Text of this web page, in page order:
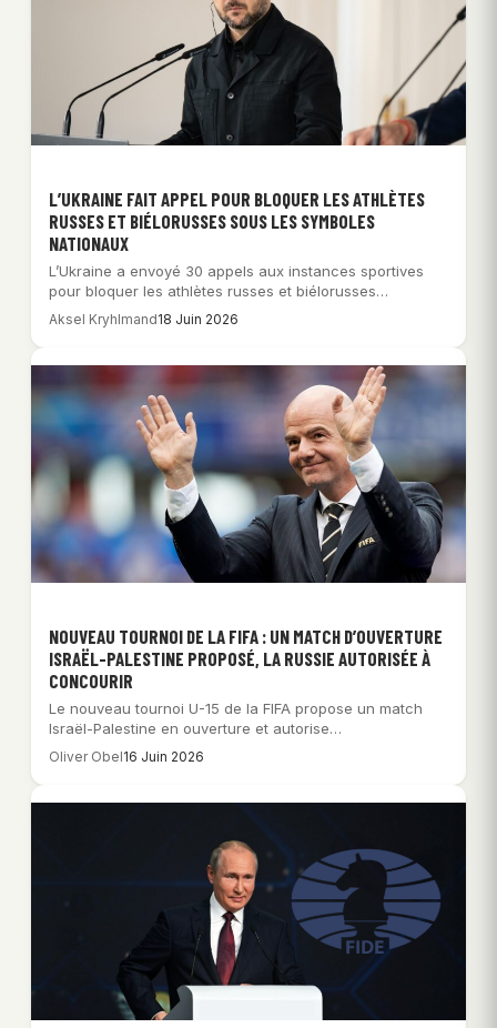
L’UKRAINE FAIT APPEL POUR BLOQUER LES ATHLÈTES
RUSSES ET BIÉLORUSSES SOUS LES SYMBOLES
NATIONAUX
L’Ukraine a envoyé 30 appels aux instances sportives
pour bloquer les athlètes russes et biélorusses…
Aksel Kryhlmand18 Juin 2026
NOUVEAU TOURNOI DE LA FIFA : UN MATCH D’OUVERTURE
ISRAËL-PALESTINE PROPOSÉ, LA RUSSIE AUTORISÉE À
CONCOURIR
Le nouveau tournoi U-15 de la FIFA propose un match
Israël-Palestine en ouverture et autorise…
Oliver Obel16 Juin 2026